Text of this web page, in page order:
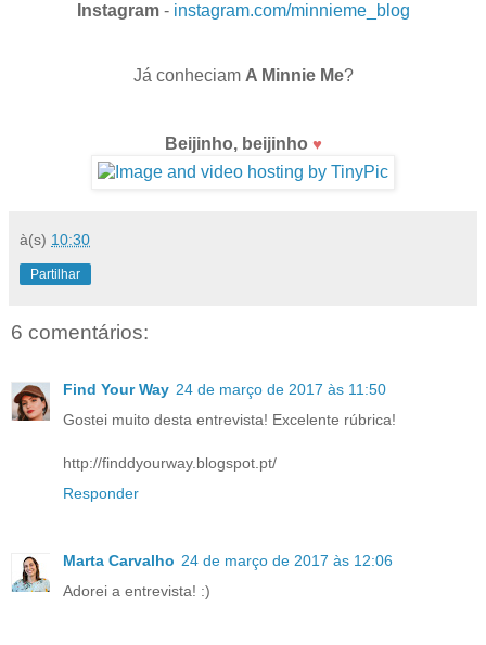
Instagram- instagram.com/minnieme_blog
Já conheciam A Minnie Me?
Beijinho, beijinho ♥
à(s) 10:30
Partilhar
6 comentários:
Find Your Way 24 de março de 2017 às 11:50
Gostei muito desta entrevista! Excelente rúbrica!
http://finddyourway.blogspot.pt/
Responder
Marta Carvalho 24 de março de 2017 às 12:06
Adorei a entrevista! :)